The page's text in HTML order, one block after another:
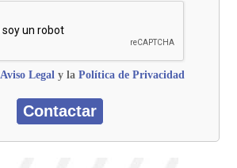
Aviso Legal y la Política de Privacidad